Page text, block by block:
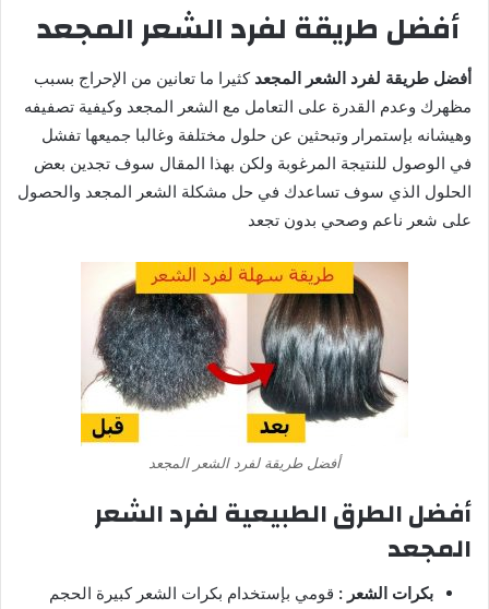
أفضل طريقة لفرد الشعر المجعد
أفضل طريقة لفرد الشعر المجعدكثيرا ما تعانين من الإحراج بسبب
مظهرك وعدم القدرة على التعامل مع الشعر المجعد وكيفية تصفيفه
وهيشانه بإستمرار وتبحثين عن حلول مختلفة وغالبا جميعها تفشل
في الوصول للنتيجة المرغوبة ولكن بهذا المقال سوف تجدين بعض
الحلول الذي سوف تساعدك في حل مشكلة الشعر المجعد والحصول
على شعر ناعم وصحي بدون تجعد
أفضل طريقة لفرد الشعر المجعد
أفضل الطرق الطبيعية لفرد الشعر
المجعد
بكرات الشعر : قومي بإستخدام بكرات الشعر كبيرة الحجم